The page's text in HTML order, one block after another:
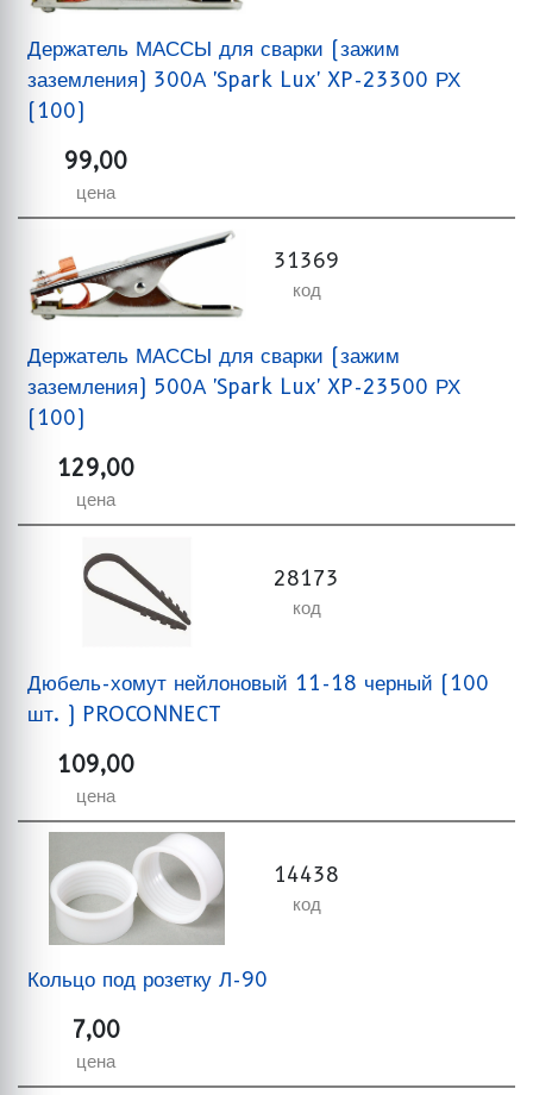
Держатель МАССЫ для сварки (зажим
заземления) 300А 'Spark Lux' XP-23300 РХ
(100)
99,00
цена
31369
код
Держатель МАССЫ для сварки (зажим
заземления) 500А 'Spark Lux' XP-23500 РХ
(100)
129,00
цена
28173
код
Дюбель-хомут нейлоновый 11-18 черный (100
шт. ) PROCONNECT
109,00
цена
14438
код
Кольцо под розетку Л-90
7,00
цена